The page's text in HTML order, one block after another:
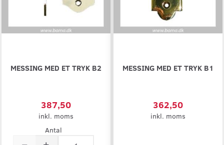
MESSING MED ET TRYK B2
387,50
inkl. moms
Antal
MESSING MED ET TRYK B1
362,50
inkl. moms